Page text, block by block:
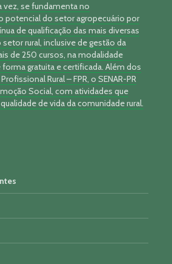
vez, se fundamenta no
do setor agropecuário por
de qualificação das mais diversas
rural, inclusive de gestão da
de 250 cursos, na modalidade
gratuita e certificada. Além dos
Rural – FPR, o SENAR-PR
Social, com atividades que
de vida da comunidade rural.